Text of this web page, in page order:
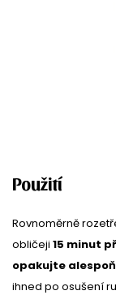
Použití
Rovnoměrně
obličeji 15 minut
opakujte
ihned po osušení